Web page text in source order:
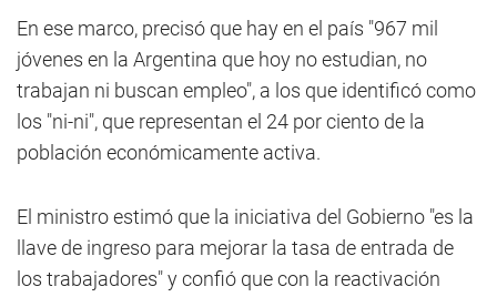
En ese marco, precisó que hay en el país "967 mil
jóvenes en la Argentina que hoy no estudian, no
trabajan ni buscan empleo", a los que identificó como
los "ni-ni", que representan el 24 por ciento de la
población económicamente activa.
El ministro estimó que la iniciativa del Gobierno "es la
llave de ingreso para mejorar la tasa de entrada de
los trabajadores" y confió que con la reactivación